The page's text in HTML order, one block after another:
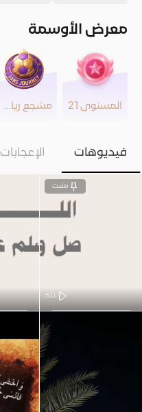
معرض الأوسمة
المستوى 21 مشجع رياضي
فيديوهات الإعجابات
60
مثبت